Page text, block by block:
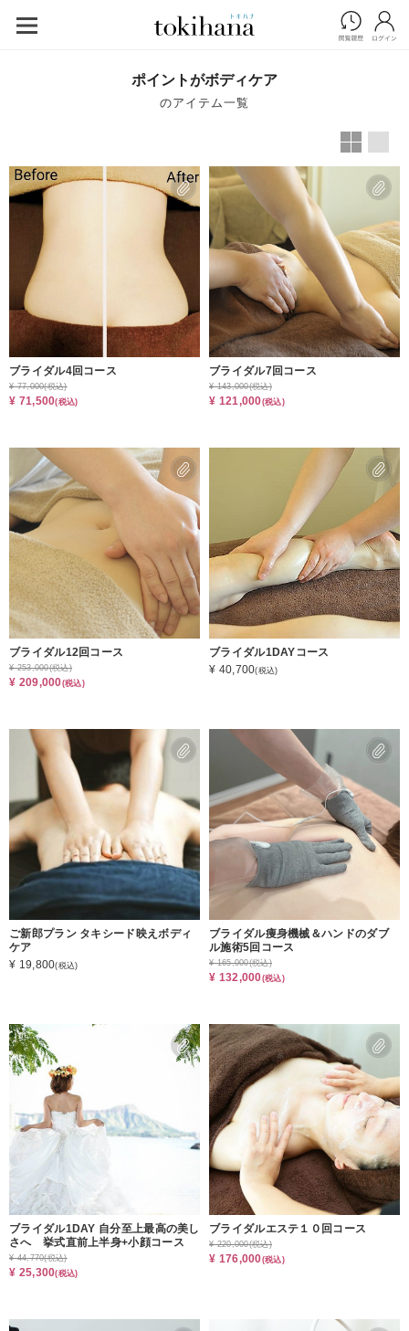
ポイントがボディケア
ブライダル4回コース
¥ 77,000(税込)
¥ 71,500(税込)
ブライダル7回コース
¥ 143,000(税込)
¥ 121,000(税込)
ブライダル12回コース
¥ 253,000(税込)
¥ 209,000(税込)
ブライダル1DAYコース
¥ 40,700(税込)
ご新郎プラン タキシード映えボディ
ケア
¥ 19,800(税込)
ブライダル痩身機械＆ハンドのダブ
ル施術5回コース
¥ 165,000(税込)
¥ 132,000(税込)
ブライダル1DAY 自分至上最高の美し
さへ 挙式直前上半身+小顔コース
¥ 44,770(税込)
¥ 25,300(税込)
ブライダルエステ１０回コース
¥ 220,000(税込)
¥ 176,000(税込)